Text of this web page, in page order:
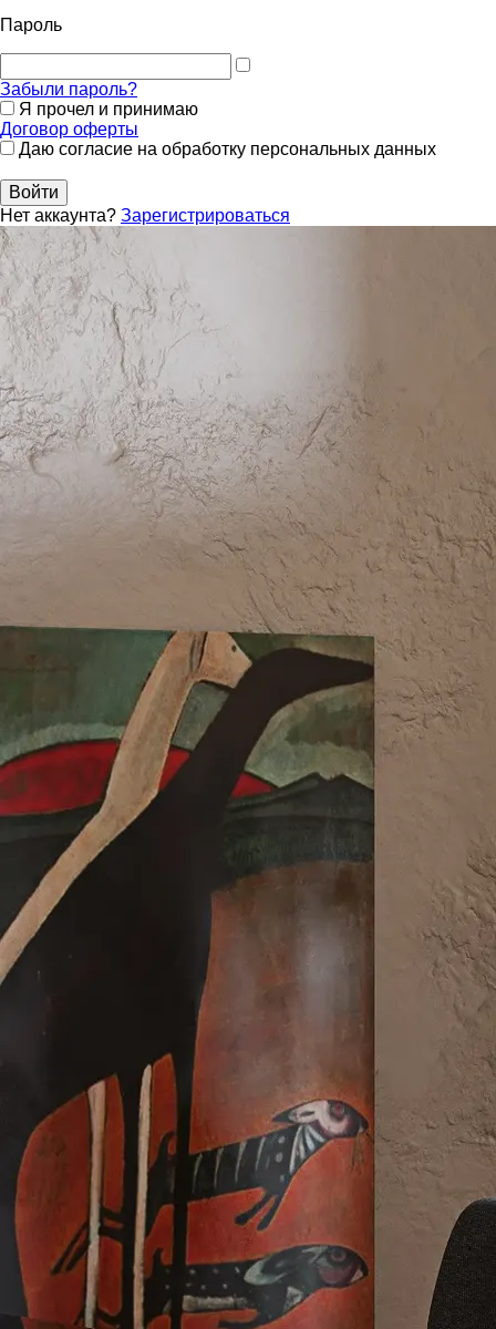
Пароль
Забыли пароль?
Я прочел и принимаю
Договор оферты
Даю согласие на обработку персональных данных
Войти
Нет аккаунта? Зарегистрироваться